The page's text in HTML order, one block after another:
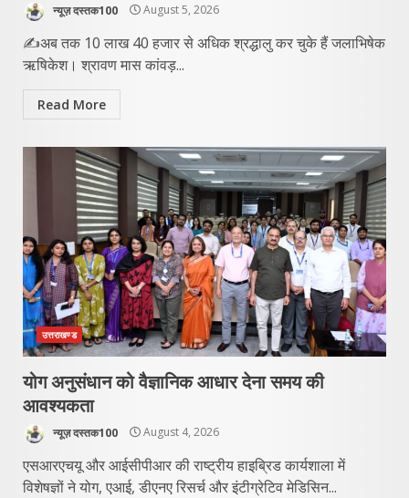
न्यूज़ दस्तक100 August 5, 2026
✍️अब तक 10 लाख 40 हजार से अधिक श्रद्धालु कर चुके हैं जलाभिषेक
ऋषिकेश। श्रावण मास कांवड़...
Read More
उत्तराखण्ड
योग अनुसंधान को वैज्ञानिक आधार देना समय की
आवश्यकता
न्यूज़ दस्तक100 August 4, 2026
एसआरएचयू और आईसीपीआर की राष्ट्रीय हाइब्रिड कार्यशाला में
विशेषज्ञों ने योग, एआई, डीएनए रिसर्च और इंटीग्रेटिव मेडिसिन...